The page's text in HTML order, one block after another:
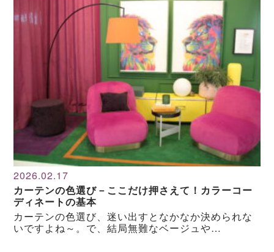
2026.02.17
カーテンの色選び－ここだけ押さえて！カラーコー
ディネートの基本
カーテンの色選び、迷い出すとなかなか決められな
いですよね～。で、結局無難なベージュや…